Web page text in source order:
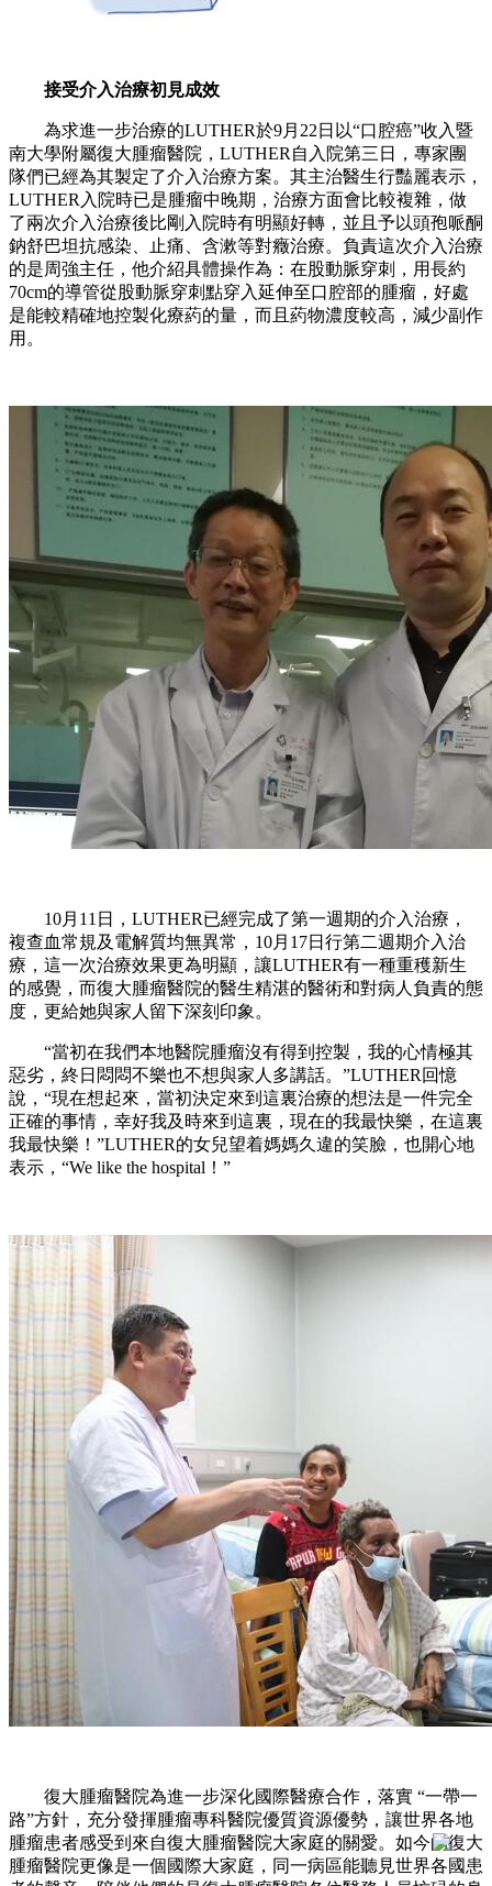
接受介入治療初見成效
為求進一步治療的LUTHER於9月22日以“口腔癌”收入暨
南大學附屬復大腫瘤醫院，LUTHER自入院第三日，專家團
隊們已經為其製定了介入治療方案。其主治醫生行豔麗表示，
LUTHER入院時已是腫瘤中晚期，治療方面會比較複雜，做
了兩次介入治療後比剛入院時有明顯好轉，並且予以頭孢哌酮
鈉舒巴坦抗感染、止痛、含漱等對癥治療。負責這次介入治療
的是周強主任，他介紹具體操作為：在股動脈穿刺，用長約
70cm的導管從股動脈穿刺點穿入延伸至口腔部的腫瘤，好處
是能較精確地控製化療葯的量，而且葯物濃度較高，減少副作
用。
10月11日，LUTHER已經完成了第一週期的介入治療，
複查血常規及電解質均無異常，10月17日行第二週期介入治
療，這一次治療效果更為明顯，讓LUTHER有一種重穫新生
的感覺，而復大腫瘤醫院的醫生精湛的醫術和對病人負責的態
度，更給她與家人留下深刻印象。
“當初在我們本地醫院腫瘤沒有得到控製，我的心情極其
惡劣，終日悶悶不樂也不想與家人多講話。”LUTHER回憶
說，“現在想起來，當初決定來到這裏治療的想法是一件完全
正確的事情，幸好我及時來到這裏，現在的我最快樂，在這裏
我最快樂！”LUTHER的女兒望着媽媽久違的笑臉，也開心地
表示，“We like the hospital！”
復大腫瘤醫院為進一步深化國際醫療合作，落實 “一帶一
路”方針，充分發揮腫瘤專科醫院優質資源優勢，讓世界各地
腫瘤患者感受到來自復大腫瘤醫院大家庭的關愛。如今的復大
腫瘤醫院更像是一個國際大家庭，同一病區能聽見世界各國患